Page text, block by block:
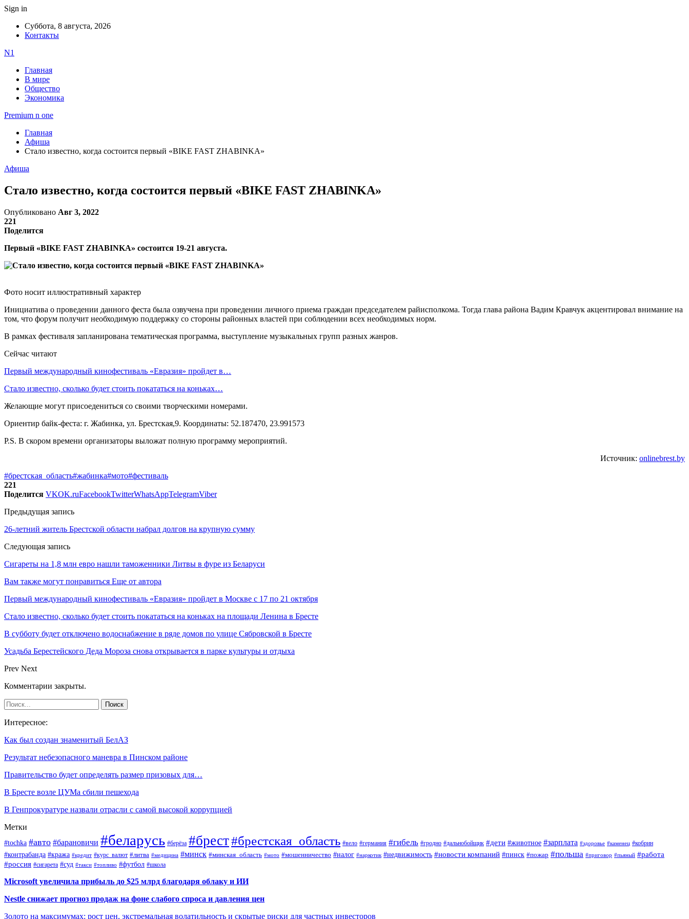
Sign in
Суббота, 8 августа, 2026
Контакты
N1
Главная
В мире
Общество
Экономика
Premium n one
Главная
Афиша
Стало известно, когда состоится первый «BIKE FAST ZHABINKA»
Афиша
Стало известно, когда состоится первый «BIKE FAST ZHABINKA»
Опубликовано Авг 3, 2022
221
Поделится
Первый «BIKE FAST ZHABINKA» состоится 19-21 августа.
Фото носит иллюстративный характер
Инициатива о проведении данного феста была озвучена при проведении личного приема граждан председателем райисполкома. Тогда глава района Вадим Кравчук акцентировал внимание на
том, что форум получит необходимую поддержку со стороны районных властей при соблюдении всех необходимых норм.
В рамках фестиваля запланирована тематическая программа, выступление музыкальных групп разных жанров.
Сейчас читают
Первый международный кинофестиваль «Евразия» пройдет в…
Стало известно, сколько будет стоить покататься на коньках…
Желающие могут присоедениться со своими творческими номерами.
Ориентир байк-феста: г. Жабинка, ул. Брестская,9. Координаты: 52.187470, 23.991573
P.S. В скором времени организаторы выложат полную программу мероприятий.
Источник: onlinebrest.by
#брестская_область#жабинка#мото#фестиваль
221
Поделится VKOK.ruFacebookTwitterWhatsAppTelegramViber
Предыдущая запись
26-летний житель Брестской области набрал долгов на крупную сумму
Следующая запись
Сигареты на 1,8 млн евро нашли таможенники Литвы в фуре из Беларуси
Вам также могут понравиться Еще от автора
Первый международный кинофестиваль «Евразия» пройдет в Москве с 17 по 21 октября
Стало известно, сколько будет стоить покататься на коньках на площади Ленина в Бресте
В субботу будет отключено водоснабжение в ряде домов по улице Сябровской в Бресте
Усадьба Берестейского Деда Мороза снова открывается в парке культуры и отдыха
Prev Next
Комментарии закрыты.
Интересное:
Как был создан знаменитый БелАЗ
Результат небезопасного маневра в Пинском районе
Правительство будет определять размер призовых для…
В Бресте возле ЦУМа сбили пешехода
В Генпрокуратуре назвали отрасли с самой высокой коррупцией
Метки
#tochka #авто #барановичи #беларусь #берёза #брест#брестская_область #вело #германия #гибель #гродно #дальнобойщик #дети #животное #зарплата #здоровье #каменец #кобрин
#контрабанда #кража #кредит #курс_валют #литва #медицина #минск #минская_область #мото #мошенничество #налог #наркотик #недвижимость #новости компаний #пинск #пожар #польша #приговор #пьяный #работа
#россия #сигарета #суд #такси #топливо #футбол #школа
Microsoft увеличила прибыль до $25 млрд благодаря облаку и ИИ
Nestle снижает прогноз продаж на фоне слабого спроса и давления цен
Золото на максимумах: рост цен, экстремальная волатильность и скрытые риски для частных инвесторов